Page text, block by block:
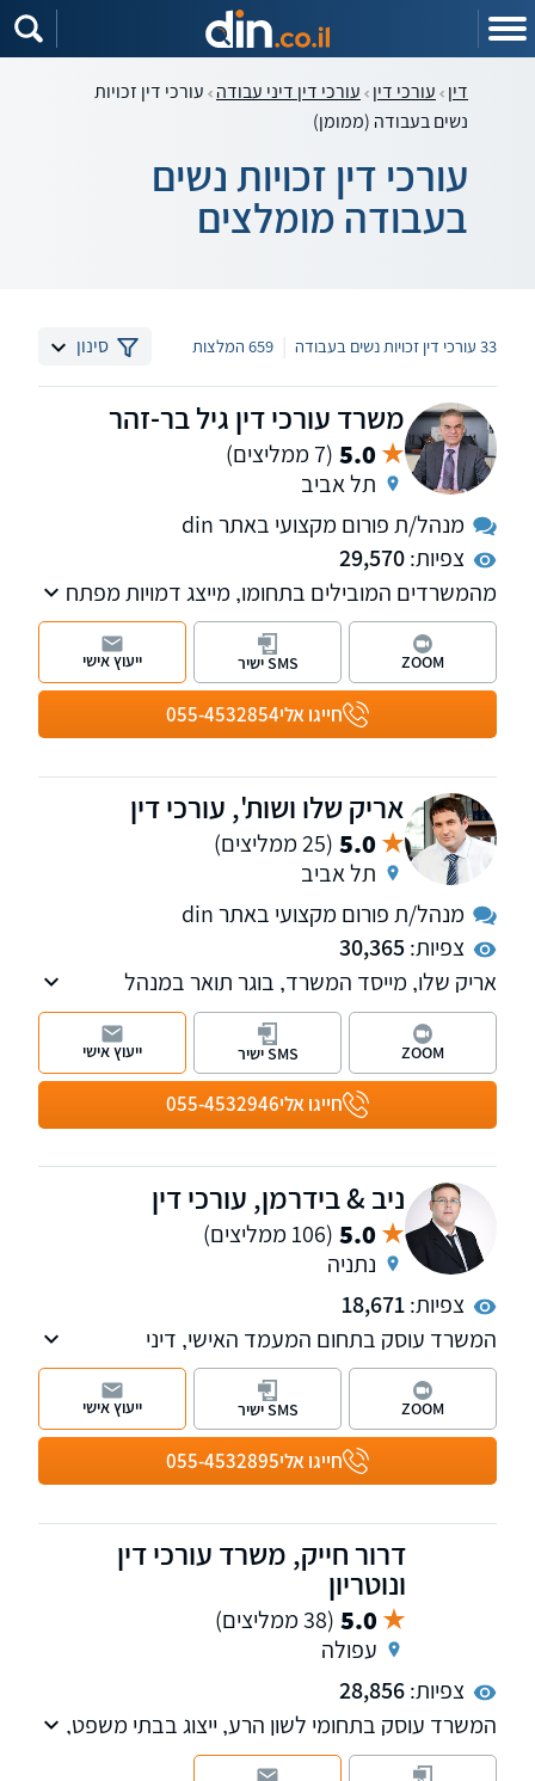
דין עורכי דין עורכי דין דיני עבודה עורכי דין זכויות
נשים בעבודה (ממומן)
עורכי דין זכויות נשים
בעבודה מומלצים
33 עורכי דין זכויות נשים בעבודה 659 המלצות סינון
משרד עורכי דין גיל בר-זהר
5.0 (7 ממליצים)
תל אביב
מנהל/ת פורום מקצועי באתר din
צפיות:29,570
מהמשרדים המובילים בתחומו, מייצג דמויות מפתח
בתקשורת ובטלוויזיה. המשרד מספק שרות
בנושאים: דיני משפחה, עבודה, מקרקעין, קיניין
רוחני ומסחרי
חייגו אלי055-4532854
ZOOM SMS ישיר ייעוץ אישי
אריק שלו ושות', עורכי דין
5.0 (25 ממליצים)
תל אביב
מנהל/ת פורום מקצועי באתר din
צפיות:30,365
אריק שלו, מייסד המשרד, בוגר תואר במנהל
עסקים במימון בהצטיינות ותואר שני מאוניברסיטת
תל אביב, עוסק בנזיקין ודיני העבודה, טיפול
בתאונות עבודה, תאונות דרכים, רשלנות רפואית,
קצין תגמולים, ייצוג עובדים ומעסיקים בשלל
הערכאות הרלוונטיות בתביעות שכר וזכויות
חייגו אלי055-4532946
ZOOM SMS ישיר ייעוץ אישי
ניב & בידרמן, עורכי דין
5.0 (106 ממליצים)
נתניה
צפיות:18,671
המשרד עוסק בתחום המעמד האישי, דיני
המשפחה, סכסוכי ירושה וגירושין, לרבות ייצוג בבית
המשפט לענייני משפחה ובבית הדין רבני. בנוסף
במשרד מחלקות העוסקות בתחום הנזיקין ודיני
העבודה. למשרד שלוחות ברמת גן, ראשון לציון
ונתניה.
חייגו אלי055-4532895
ZOOM SMS ישיר ייעוץ אישי
דרור חייק, משרד עורכי דין
ונוטריון
5.0 (38 ממליצים)
עפולה
צפיות:28,856
המשרד עוסק בתחומי לשון הרע, ייצוג בבתי משפט,
שירותי נוטריון ואזרחות זרה.